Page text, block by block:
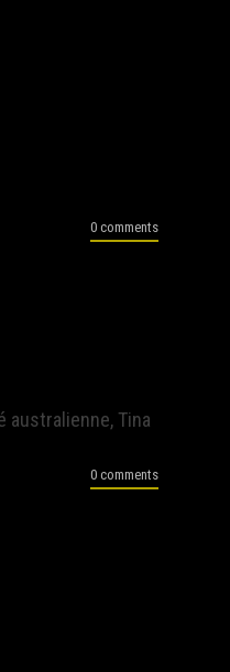
0 comments
australienne, Tina
0 comments